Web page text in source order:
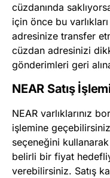
cüzdanında
için önce bu
adresinize transfer
cüzdan adresinizi
gönderimleri geri
NEAR Satış
NEAR varlıklarınız
işlemine
seçeneğini kullanarak
belirli bir fiyat
verebilirsiniz. Satış